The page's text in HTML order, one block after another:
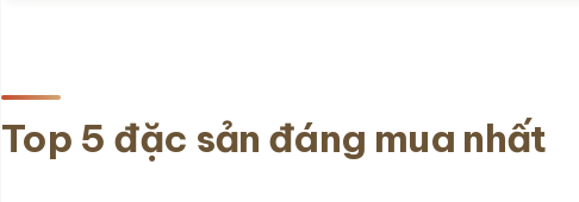
Top 5 đặc sản đáng mua nhất